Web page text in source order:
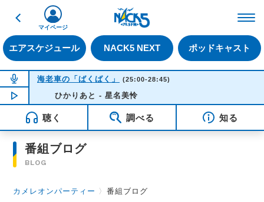
戻る
エアスケジュール NACK5 NEXT ポッドキャスト
マイページ
NOW ON AIR
海老車の「ばくばく」 (25:00-28:45)
NOW PLAYING02:34
ひかりあと - 星名美怜
聴く 調べる 知る
番組ブログ
BLOG
カメレオンパーティー 〉番組ブログ